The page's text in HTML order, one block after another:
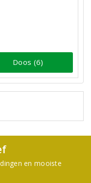
Doos (6)
en mooiste